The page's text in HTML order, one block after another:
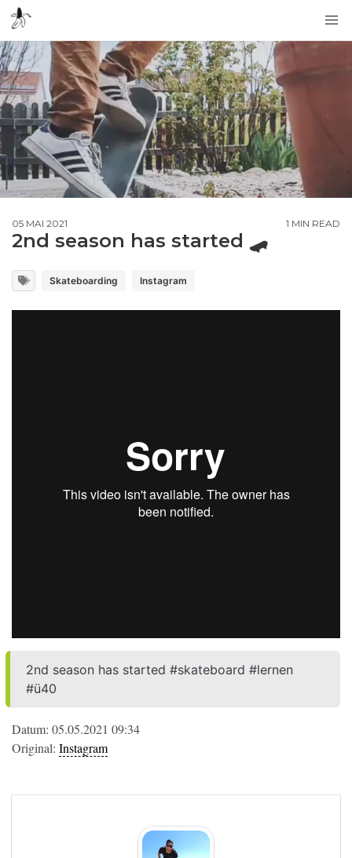
05 MAI 2021 1 MIN READ
2nd season has started 🛹
Skateboarding Instagram
2nd season has started #skateboard #lernen
#ü40
Datum: 05.05.2021 09:34
Original: Instagram